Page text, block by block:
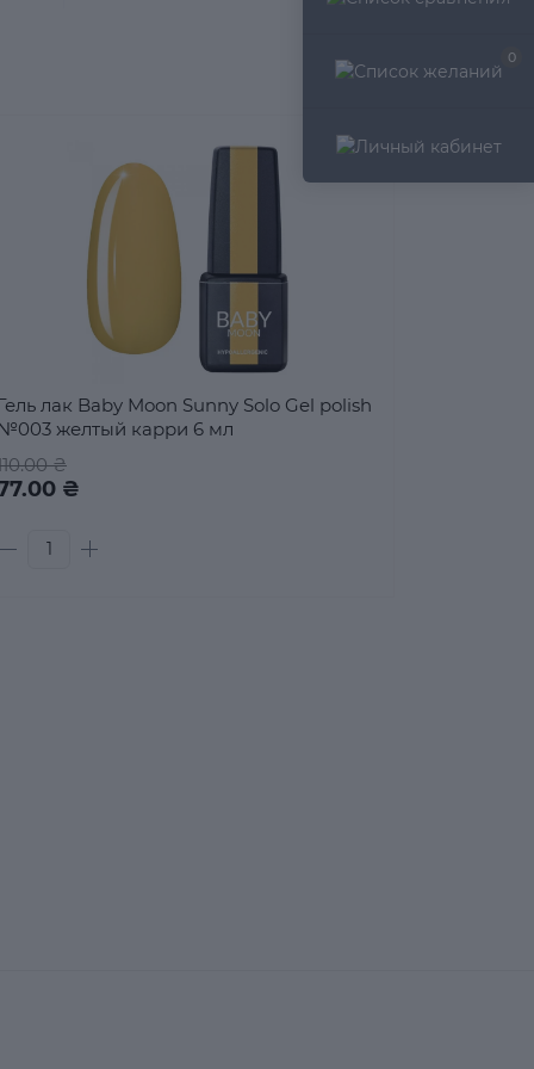
0
лак Baby Moon Sunny Solo Gel polish
желтый карри 6 мл
₴
₴